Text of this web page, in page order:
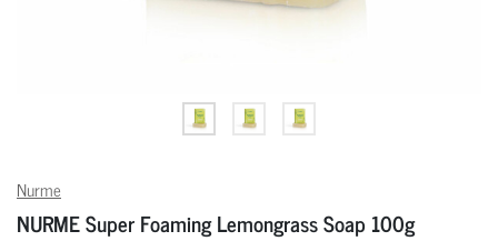
Nurme
NURME Super Foaming Lemongrass Soap 100g